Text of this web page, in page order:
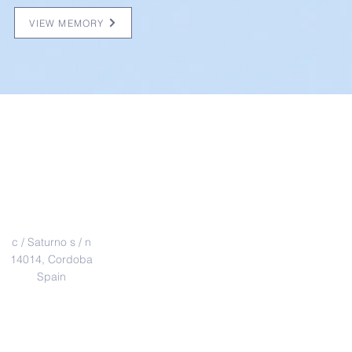
VIEW MEMORY
c / Saturno s / n
14014, Cordoba
Spain